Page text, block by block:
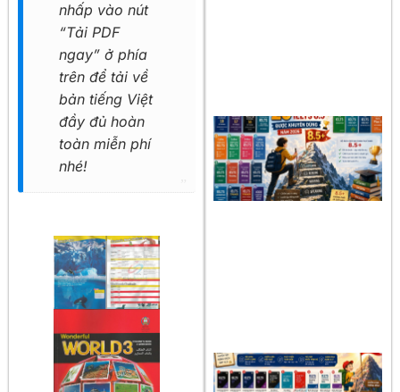
nhấp vào nút
“Tải PDF
ngay” ở phía
trên để tải về
bản tiếng Việt
đầy đủ hoàn
toàn miễn phí
nhé!